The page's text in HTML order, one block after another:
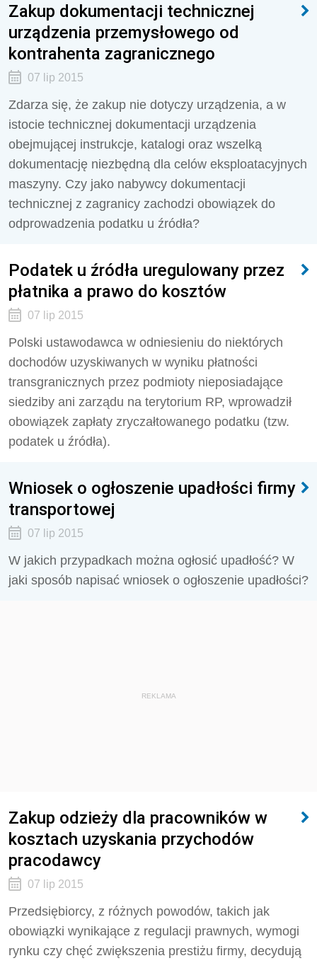
Zakup dokumentacji technicznej
urządzenia przemysłowego od
kontrahenta zagranicznego
07 lip 2015
Zdarza się, że zakup nie dotyczy urządzenia, a w
istocie technicznej dokumentacji urządzenia
obejmującej instrukcje, katalogi oraz wszelką
dokumentację niezbędną dla celów eksploatacyjnych
maszyny. Czy jako nabywcy dokumentacji
technicznej z zagranicy zachodzi obowiązek do
odprowadzenia podatku u źródła?
Podatek u źródła uregulowany przez
płatnika a prawo do kosztów
07 lip 2015
Polski ustawodawca w odniesieniu do niektórych
dochodów uzyskiwanych w wyniku płatności
transgranicznych przez podmioty nieposiadające
siedziby ani zarządu na terytorium RP, wprowadził
obowiązek zapłaty zryczałtowanego podatku (tzw.
podatek u źródła).
Wniosek o ogłoszenie upadłości firmy
transportowej
07 lip 2015
W jakich przypadkach można ogłosić upadłość? W
jaki sposób napisać wniosek o ogłoszenie upadłości?
REKLAMA
Zakup odzieży dla pracowników w
kosztach uzyskania przychodów
pracodawcy
07 lip 2015
Przedsiębiorcy, z różnych powodów, takich jak
obowiązki wynikające z regulacji prawnych, wymogi
rynku czy chęć zwiększenia prestiżu firmy, decydują